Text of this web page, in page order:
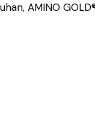
AMINO